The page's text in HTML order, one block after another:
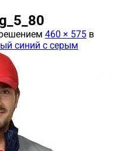
460 × 575 в
синий с серым